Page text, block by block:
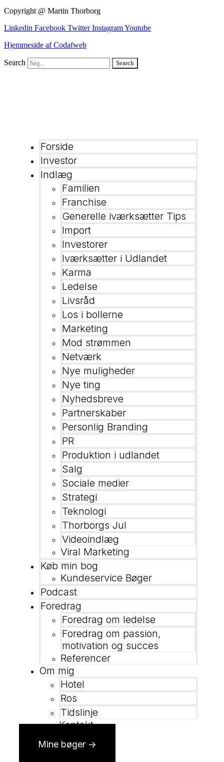
Copyright @ Martin Thorborg
Linkedin Facebook Twitter InstagramYoutube
Hjemmeside af Codafweb
Search Search
Forside
Investor
Indlæg
Familien
Franchise
Generelle iværksætter Tips
Import
Investorer
Iværksætter i Udlandet
Karma
Ledelse
Livsråd
Los i bollerne
Marketing
Mod strømmen
Netværk
Nye muligheder
Nye ting
Nyhedsbreve
Partnerskaber
Personlig Branding
PR
Produktion i udlandet
Salg
Sociale medier
Strategi
Teknologi
Thorborgs Jul
Videoindlæg
Viral Marketing
Køb min bog
Kundeservice Bøger
Podcast
Foredrag
Foredrag om ledelse
Foredrag om passion,
motivation og succes
Referencer
Om mig
Hotel
Ros
Tidslinje
Kontakt
Mine bøger ->